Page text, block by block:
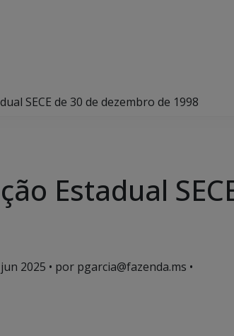
SECE de 30 de dezembro de 1998
Estadual
2025 • por pgarcia@fazenda.ms •